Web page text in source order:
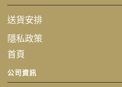
送貨安排
隱私政策
首頁
公司資訊